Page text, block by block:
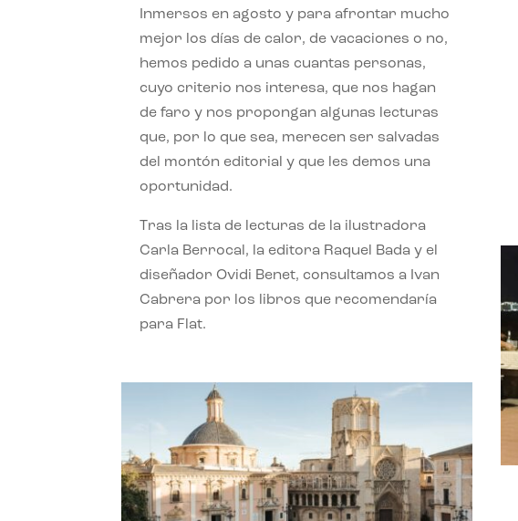
Inmersos en agosto y para afrontar mucho
mejor los días de calor, de vacaciones o no,
hemos pedido a unas cuantas personas,
cuyo criterio nos interesa, que nos hagan
de faro y nos propongan algunas lecturas
que, por lo que sea, merecen ser salvadas
del montón editorial y que les demos una
oportunidad.
Tras la lista de lecturas de la ilustradora
Carla Berrocal, la editora Raquel Bada y el
diseñador Ovidi Benet, consultamos a Ivan
Cabrera por los libros que recomendaría
para Flat.